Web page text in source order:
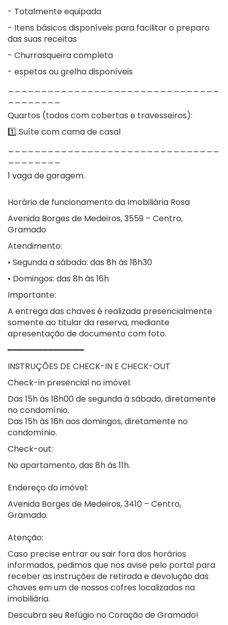
- Totalmente equipada
- Itens básicos disponíveis para facilitar o preparo
das suas receitas
- Churrasqueira completa
- espetos ou grelha disponíveis
Quartos (todos com cobertas e travesseiros):
1️⃣ Suíte com cama de casal
1 vaga de garagem.
Horário de funcionamento da Imobiliária Rosa
Avenida Borges de Medeiros, 3559 – Centro,
Gramado
Atendimento:
• Segunda a sábado: das 8h às 18h30
• Domingos: das 8h às 16h
Importante:
A entrega das chaves é realizada presencialmente
somente ao titular da reserva, mediante
apresentação de documento com foto.
━━━━━━━━━━━━━━━
INSTRUÇÕES DE CHECK-IN E CHECK-OUT
Check-in presencial no imóvel:
Das 15h às 18h00 de segunda à sábado, diretamente
no condomínio.
Das 15h às 16h aos domingos, diretamente no
condomínio.
Check-out:
No apartamento, das 8h às 11h.
Endereço do imóvel:
Avenida Borges de Medeiros, 3410 – Centro,
Gramado.
Atenção:
Caso precise entrar ou sair fora dos horários
informados, pedimos que nos avise pelo portal para
receber as instruções de retirada e devolução das
chaves em um de nossos cofres localizados na
imobiliária.
Descubra seu Refúgio no Coração de Gramado!